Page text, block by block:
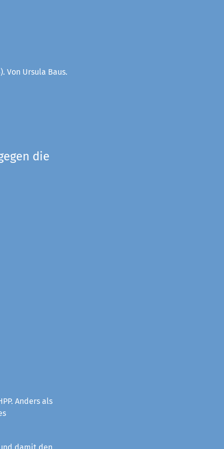
Von Ursula Baus.
die
Anders als
damit den